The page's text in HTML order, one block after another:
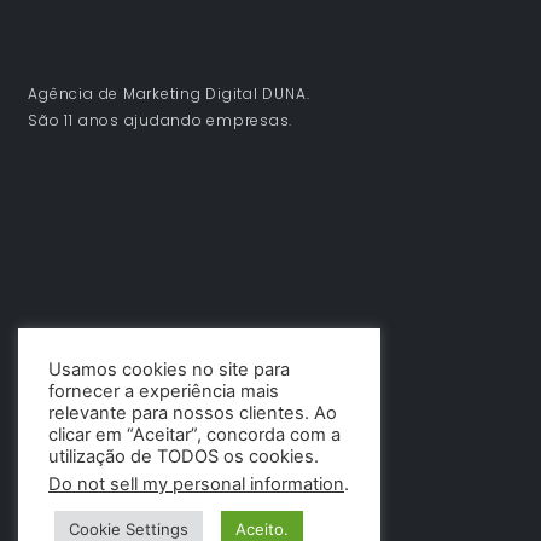
Agência de Marketing Digital DUNA.
São 11 anos ajudando empresas.
Usamos cookies no site para
fornecer a experiência mais
relevante para nossos clientes. Ao
clicar em “Aceitar”, concorda com a
utilização de TODOS os cookies.
Do not sell my personal information.
Cookie Settings Aceito.